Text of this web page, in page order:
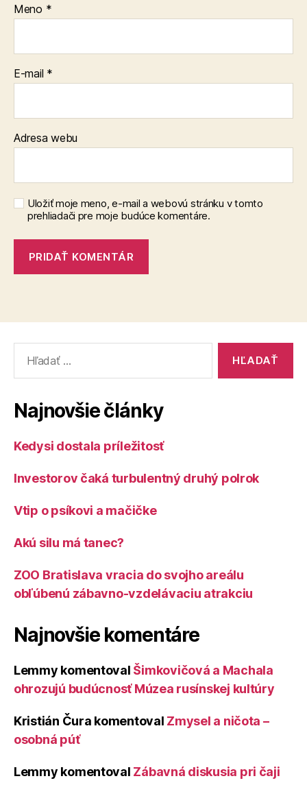
Meno *
E-mail *
Adresa webu
Uložiť moje meno, e-mail a webovú stránku v tomto
prehliadači pre moje budúce komentáre.
Najnovšie články
Kedysi dostala príležitosť
Investorov čaká turbulentný druhý polrok
Vtip o psíkovi a mačičke
Akú silu má tanec?
ZOO Bratislava vracia do svojho areálu
obľúbenú zábavno-vzdelávaciu atrakciu
Najnovšie komentáre
Lemmy komentoval Šimkovičová a Machala
ohrozujú budúcnosť Múzea rusínskej kultúry
Kristián Čura komentoval Zmysel a ničota –
osobná púť
Lemmy komentoval Zábavná diskusia pri čaji